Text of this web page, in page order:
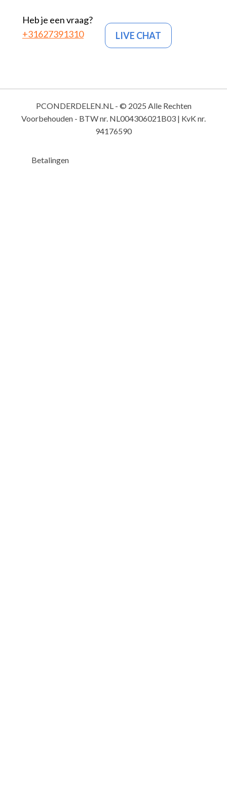
Heb je een vraag?
+31627391310
LIVE CHAT
PCONDERDELEN.NL - © 2025 Alle Rechten
Voorbehouden - BTW nr. NL004306021B03 | KvK nr.
94176590
Betalingen